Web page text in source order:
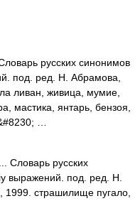
русских синонимов
под. ред. Н. Абрамова,
ливан, живица, мумие,
мастика, янтарь, бензоя,
…
Словарь русских
выражений. под. ред. Н.
страшилище пугало,